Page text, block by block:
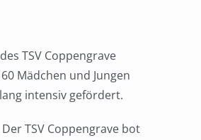
TSV Coppengrave
60 Mädchen und Jungen
intensiv gefördert.
Der TSV Coppengrave bot